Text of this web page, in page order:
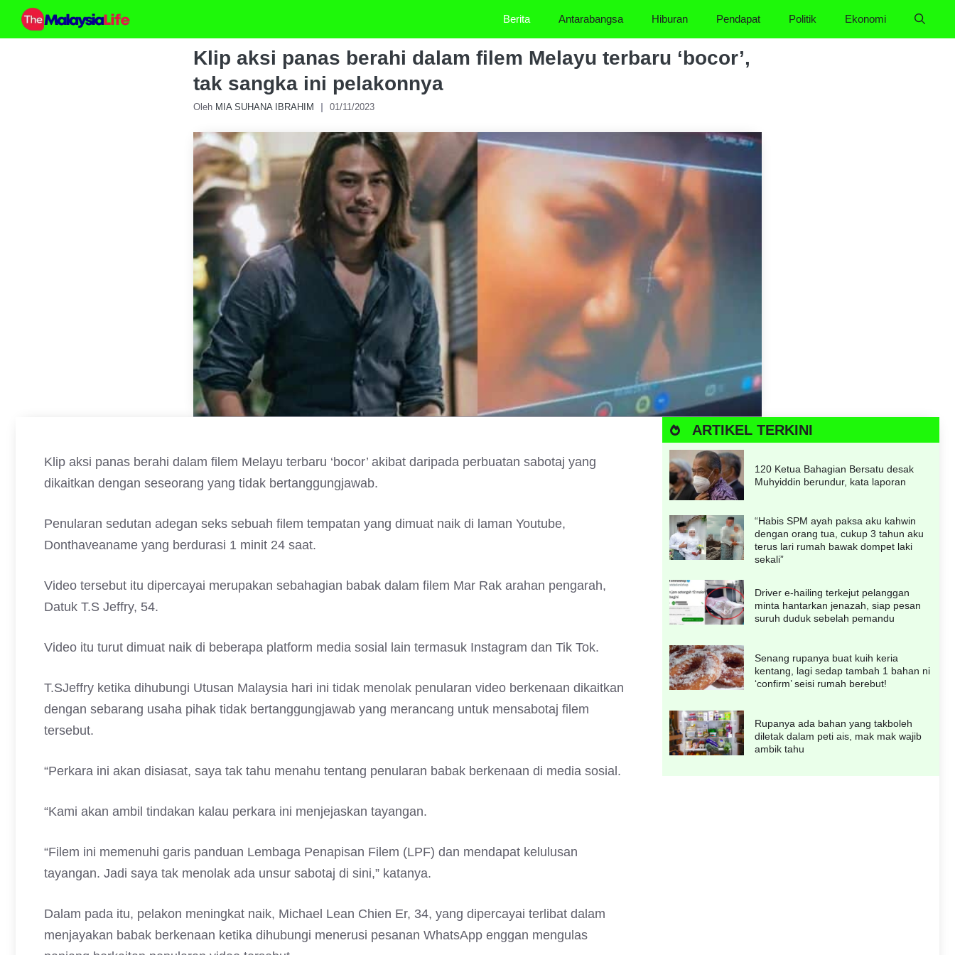
Skip
Berita Antarabangsa Hiburan Pendapat Politik Ekonomi
Klip aksi panas berahi dalam filem Melayu terbaru ‘bocor’,
tak sangka ini pelakonnya
Oleh MIA SUHANA IBRAHIM 01/11/2023
Klip aksi panas berahi dalam filem Melayu terbaru ‘bocor’ akibat daripada perbuatan sabotaj yang
dikaitkan dengan seseorang yang tidak bertanggungjawab.
Penularan sedutan adegan seks sebuah filem tempatan yang dimuat naik di laman Youtube,
Donthaveaname yang berdurasi 1 minit 24 saat.
Video tersebut itu dipercayai merupakan sebahagian babak dalam filem Mar Rak arahan pengarah,
Datuk T.S Jeffry, 54.
Video itu turut dimuat naik di beberapa platform media sosial lain termasuk Instagram dan Tik Tok.
T.SJeffry ketika dihubungi Utusan Malaysia hari ini tidak menolak penularan video berkenaan dikaitkan
dengan sebarang usaha pihak tidak bertanggungjawab yang merancang untuk mensabotaj filem
tersebut.
“Perkara ini akan disiasat, saya tak tahu menahu tentang penularan babak berkenaan di media sosial.
“Kami akan ambil tindakan kalau perkara ini menjejaskan tayangan.
“Filem ini memenuhi garis panduan Lembaga Penapisan Filem (LPF) dan mendapat kelulusan
tayangan. Jadi saya tak menolak ada unsur sabotaj di sini,” katanya.
Dalam pada itu, pelakon meningkat naik, Michael Lean Chien Er, 34, yang dipercayai terlibat dalam
menjayakan babak berkenaan ketika dihubungi menerusi pesanan WhatsApp enggan mengulas
ARTIKEL TERKINI
120 Ketua Bahagian Bersatu desak
Muhyiddin berundur, kata laporan
“Habis SPM ayah paksa aku kahwin
dengan orang tua, cukup 3 tahun aku
terus lari rumah bawak dompet laki
sekali”
Driver e-hailing terkejut pelanggan
minta hantarkan jenazah, siap pesan
suruh duduk sebelah pemandu
Senang rupanya buat kuih keria
kentang, lagi sedap tambah 1 bahan ni
‘confirm’ seisi rumah berebut!
Rupanya ada bahan yang takboleh
diletak dalam peti ais, mak mak wajib
ambik tahu